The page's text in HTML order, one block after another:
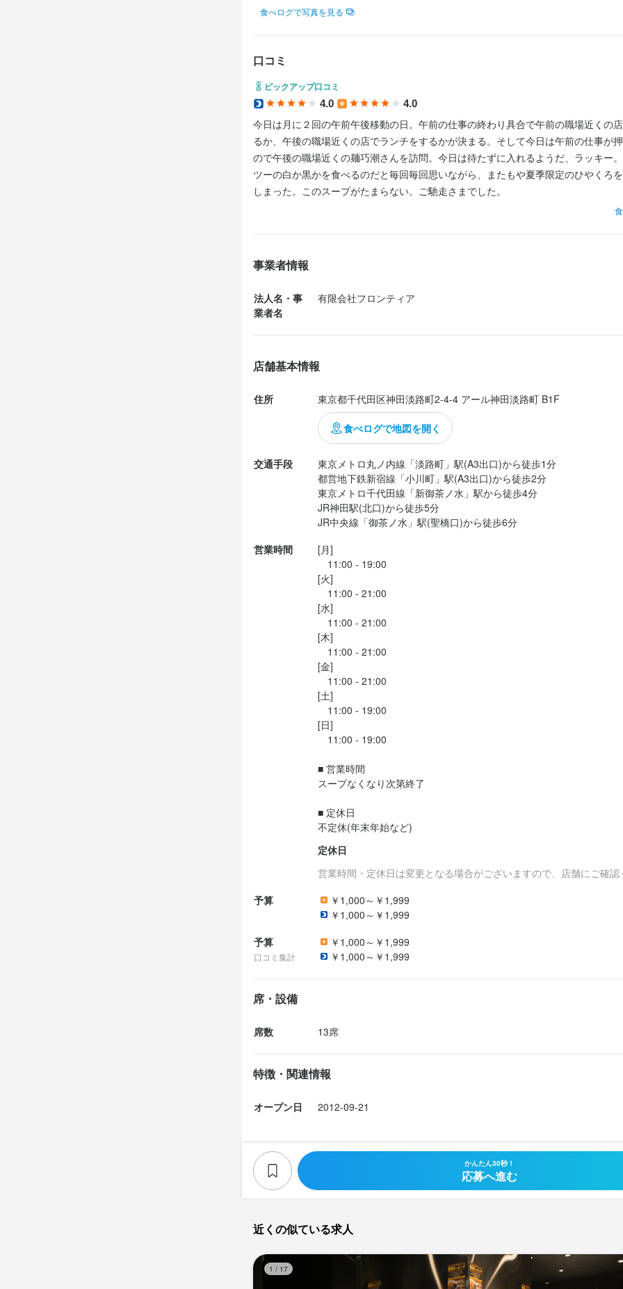
食べログで写真を見る
口コミ
ピックアップ口コミ
4.0 4.0
今日は月に２回の午前午後移動の日。午前の仕事の終わり具合で午前の職場近くの
るか、午後の職場近くの店でランチをするかが決まる。そして今日は午前の仕事が
ので午後の職場近くの麺巧潮さんを訪問。今日は待たずに入れるようだ、ラッキー
ツーの白か黒かを食べるのだと毎回毎回思いながら、またもや夏季限定のひやくろ
しまった。このスープがたまらない。ご馳走さまでした。
事業者情報
法人名・事
業者名
有限会社フロンティア
店舗基本情報
住所 東京都千代田区神田淡路町2-4-4 アール神田淡路町 B1F
食べログで地図を開く
交通手段
東京メトロ丸ノ内線「淡路町」駅(A3出口)から徒歩1分
都営地下鉄新宿線「小川町」駅(A3出口)から徒歩2分
東京メトロ千代田線「新御茶ノ水」駅から徒歩4分
JR神田駅(北口)から徒歩5分
JR中央線「御茶ノ水」駅(聖橋口)から徒歩6分
営業時間
[月]
11:00 - 19:00
[火]
11:00 - 21:00
[水]
11:00 - 21:00
[木]
11:00 - 21:00
[金]
11:00 - 21:00
[土]
11:00 - 19:00
[日]
11:00 - 19:00
■ 営業時間
スープなくなり次第終了
■ 定休日
不定休(年末年始など)
定休日
営業時間・定休日は変更となる場合がございますので、店舗にご確認
予算
￥1,000～￥1,999
￥1,000～￥1,999
予算
口コミ集計
￥1,000～￥1,999
￥1,000～￥1,999
席・設備
席数 13席
特徴・関連情報
オープン日 2012-09-21
かんたん30秒！
応募へ進む
近くの似ている求人
1 / 17
ホールスタッフ 時給：
ホールスタッフ 時給：
ホールスタッフ 時給：
調理補助
正社員 店長候補 月給：
料理長候補
ホールスタッフ
正社員 店長候補
正社員 調理師・調理スタッフ
正社員 ホールスタッフ
バイト
バイト 皿洗い
バイト 調理師・調理スタッフ
仕事内容
この3ステップだけ★
▼食券の受け取り
▼料理の提供
▼片付け
そう！〈食券制だから、計算の金銭業務なし〉
未経験の方も心配無し
スタッフのフォローもバツグン★
安心してご応募ください。
店名
東京都千代田区神田淡路町2-4-4 アール神田淡路町 B1F
連絡先
法人名・事業者名
有限会社フロンティア
最終更新日2023/04/23